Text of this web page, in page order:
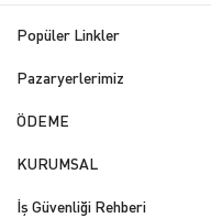
Popüler Linkler
Pazaryerlerimiz
ÖDEME
KURUMSAL
İş Güvenliği Rehberi